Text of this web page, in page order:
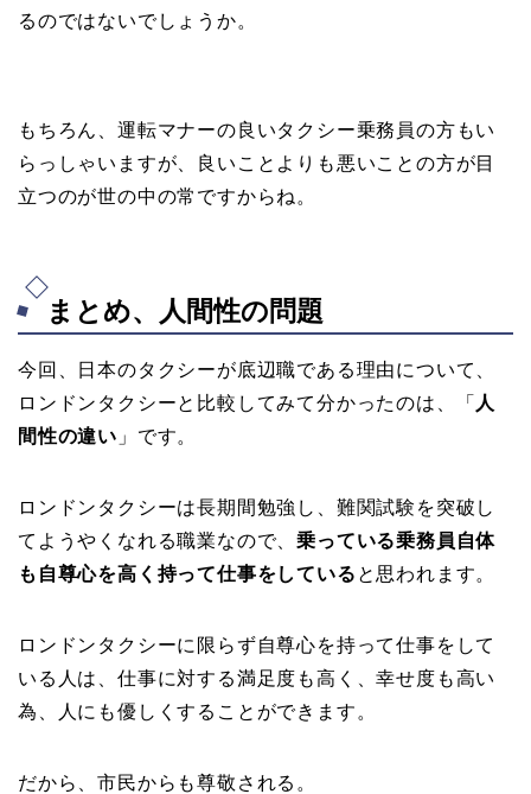
るのではないでしょうか。
もちろん、運転マナーの良いタクシー乗務員の方もい
らっしゃいますが、良いことよりも悪いことの方が目
立つのが世の中の常ですからね。
まとめ、人間性の問題
今回、日本のタクシーが底辺職である理由について、
ロンドンタクシーと比較してみて分かったのは、「 人
間性の違い 」です。
ロンドンタクシーは長期間勉強し、難関試験を突破し
てようやくなれる職業なので、乗っている乗務員自体
も自尊心を高く持って仕事をしている と思われます。
ロンドンタクシーに限らず自尊心を持って仕事をして
いる人は、仕事に対する満足度も高く、幸せ度も高い
為、人にも優しくすることができます。
だから、市民からも尊敬される。